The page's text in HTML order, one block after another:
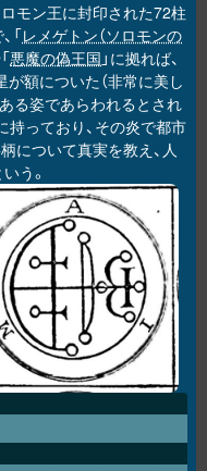
モン王に封印された72柱
「レメゲトン（ソロモンの
悪魔の偽王国 」に拠れば、
が額についた（非常に美し
ある姿であらわれるとされ
持っており、その炎で都市
について真実を教え、人
う。